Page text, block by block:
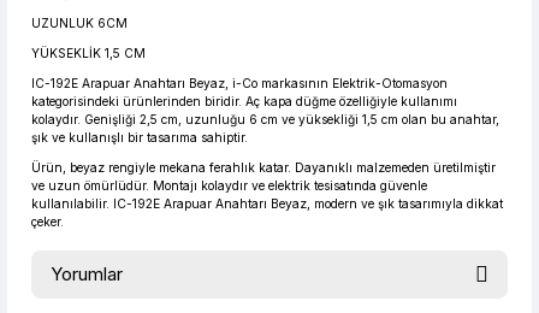
UZUNLUK 6CM
YÜKSEKLİK 1,5 CM
IC-192E Arapuar Anahtarı Beyaz, i-Co markasının Elektrik-Otomasyon
kategorisindeki ürünlerinden biridir. Aç kapa düğme özelliğiyle kullanımı
kolaydır. Genişliği 2,5 cm, uzunluğu 6 cm ve yüksekliği 1,5 cm olan bu anahtar,
şık ve kullanışlı bir tasarıma sahiptir.
Ürün, beyaz rengiyle mekana ferahlık katar. Dayanıklı malzemeden üretilmiştir
ve uzun ömürlüdür. Montajı kolaydır ve elektrik tesisatında güvenle
kullanılabilir. IC-192E Arapuar Anahtarı Beyaz, modern ve şık tasarımıyla dikkat
çeker.
Yorumlar